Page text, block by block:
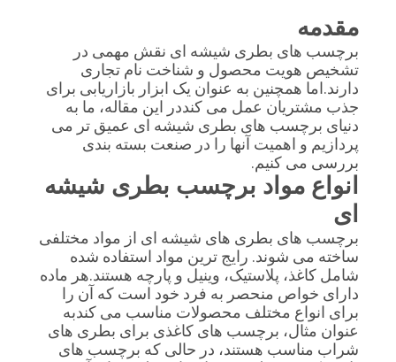
نقشه
سایت
PRIVACY
POLICY
مقدمه
برچسب های بطری شیشه ای نقش مهمی در
تشخیص هویت محصول و شناخت نام تجاری
دارند.اما همچنین به عنوان یک ابزار بازاریابی برای
جذب مشتریان عمل می کنددر این مقاله، ما به
دنیای برچسب های بطری شیشه ای عمیق تر می
پردازیم و اهمیت آنها را در صنعت بسته بندی
بررسی می کنیم.
انواع مواد برچسب بطری شیشه
ای
برچسب های بطری های شیشه ای از مواد مختلفی
ساخته می شوند. رایج ترین مواد استفاده شده
شامل کاغذ، پلاستیک، وینیل و پارچه هستند.هر ماده
دارای خواص منحصر به فرد خود است که آن را
برای انواع مختلف محصولات مناسب می کندبه
عنوان مثال، برچسب های کاغذی برای بطری های
شراب مناسب هستند، در حالی که برچسب های